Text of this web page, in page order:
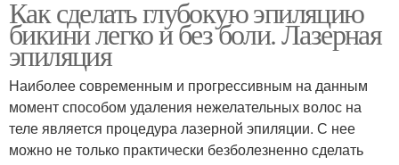
Волос в зоне Полоски в зоне
Домашняя эпиляция Восковая эпиляция
Как сделать глубокую эпиляцию
бикини легко и без боли. Лазерная
эпиляция
Наиболее современным и прогрессивным на данным
момент способом удаления нежелательных волос на
теле является процедура лазерной эпиляции. С нее
можно не только практически безболезненно сделать